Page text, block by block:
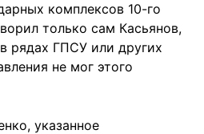
комплексов 10-го
только сам Касьянов,
рядах ГПСУ или других
не мог этого
указанное